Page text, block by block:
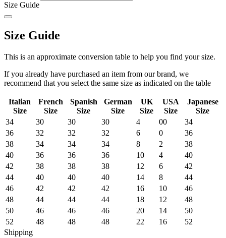
Size Guide
Size Guide
This is an approximate conversion table to help you find your size.
If you already have purchased an item from our brand, we
recommend that you select the same size as indicated on the table
Italian
Size
French
Size
Spanish
Size
German
Size
UK
Size
USA
Size
Japanese
Size
34
30 30 30 4 00
34
36
32 32 32 6 0
36
38
34 34 34 8 2
38
40
36 36 36 10 4
40
42
38 38 38 12 6
42
44
40 40 40 14 8
44
46
42 42 42 16 10
46
48
44 44 44 18 12
48
50
46 46 46 20 14
50
52
48 48 48 22 16
52
Shipping